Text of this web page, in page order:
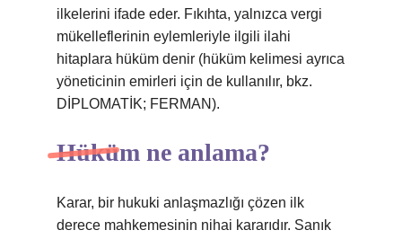
ilkelerini ifade eder. Fıkıhta, yalnızca vergi
mükelleflerinin eylemleriyle ilgili ilahi
hitaplara hüküm denir (hüküm kelimesi ayrıca
yöneticinin emirleri için de kullanılır, bkz.
DİPLOMATİK; FERMAN).
Hüküm ne anlama?
Karar, bir hukuki anlaşmazlığı çözen ilk
derece mahkemesinin nihai kararıdır. Sanık